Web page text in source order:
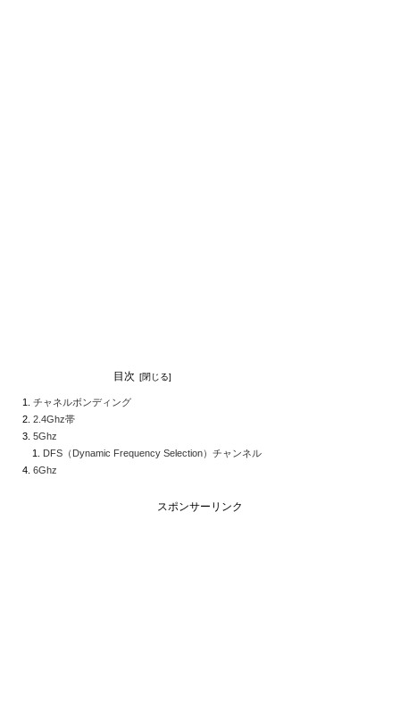
目次
チャネルボンディング
2.4Ghz帯
5Ghz
DFS（Dynamic Frequency Selection）チャンネル
6Ghz
スポンサーリンク